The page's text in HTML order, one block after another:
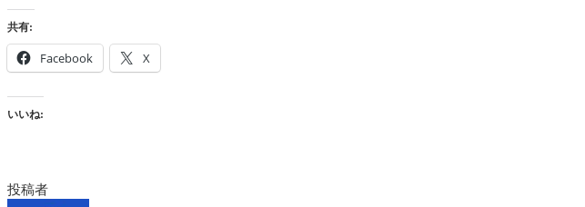
共有:
Facebook X
いいね:
投稿者